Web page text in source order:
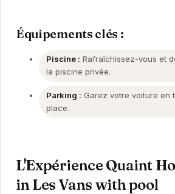
Équipements clés :
Piscine : Rafraîchissez-vous et
la piscine privée.
Parking : Garez votre voiture en
place.
L'Expérience Quaint
in Les Vans with pool